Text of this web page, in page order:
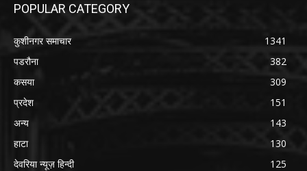
POPULAR CATEGORY
कुशीनगर समाचार
1341
पडरौना
382
कसया
309
प्रदेश
151
अन्य
143
हाटा
130
देवरिया न्यूज़ हिन्दी
125